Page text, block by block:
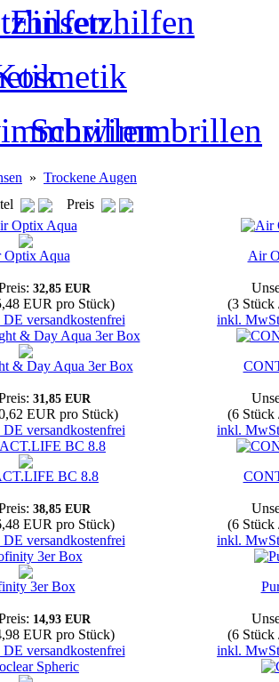
Einsetzhilfen
Schwimmbrillen
» Trockene Augen
Preis
Optix Aqua
32,85 EUR
EUR pro Stück)
versandkostenfrei
Air
(3 Stück
inkl.
& Day Aqua 3er Box
31,85 EUR
EUR pro Stück)
versandkostenfrei
(6 Stück
inkl.
BC 8.8
38,85 EUR
EUR pro Stück)
versandkostenfrei
(6 Stück
inkl.
3er Box
14,93 EUR
EUR pro Stück)
versandkostenfrei
(6 Stück
inkl.